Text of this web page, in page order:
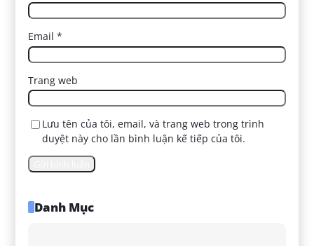
Email*
Trang web
Lưu tên của tôi, email, và trang web trong trình
duyệt này cho lần bình luận kế tiếp của tôi.
Danh Mục